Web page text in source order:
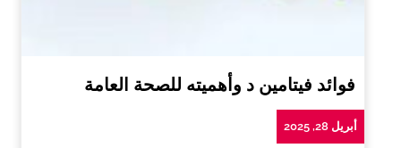
فوائد فيتامين د وأهميته للصحة العامة
أبريل 28, 2025